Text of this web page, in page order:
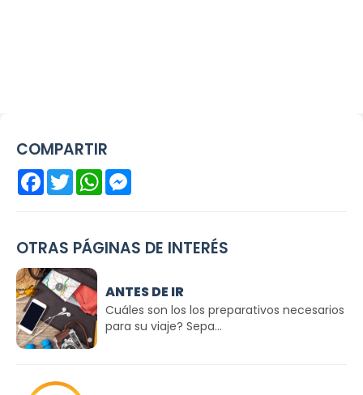
COMPARTIR
Facebook
TwitterWhatsApp
OTRAS PÁGINAS DE INTERÉS
ANTES DE IR
Cuáles son los los preparativos necesarios
para su viaje? Sepa...